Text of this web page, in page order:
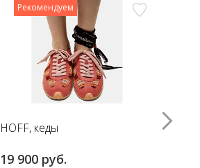
Рекомендуем
HOFF, кеды
19 900 руб.